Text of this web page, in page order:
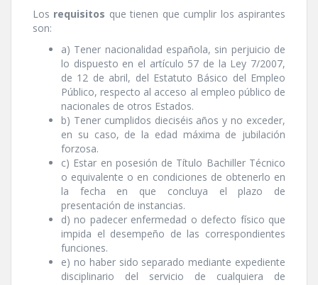
Los requisitos que tienen que cumplir los aspirantes
son:
a) Tener nacionalidad española, sin perjuicio de
lo dispuesto en el artí­culo 57 de la Ley 7/2007,
de 12 de abril, del Estatuto Básico del Empleo
Público, respecto al acceso al empleo público de
nacionales de otros Estados.
b) Tener cumplidos dieciséis años y no exceder,
en su caso, de la edad máxima de jubilación
forzosa.
c) Estar en posesión de Tí­tulo Bachiller Técnico
o equivalente o en condiciones de obtenerlo en
la fecha en que concluya el plazo de
presentación de instancias.
d) no padecer enfermedad o defecto fí­sico que
impida el desempeño de las correspondientes
funciones.
e) no haber sido separado mediante expediente
disciplinario del servicio de cualquiera de